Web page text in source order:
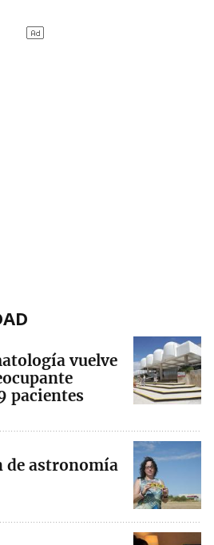
vuelve
pacientes
de astronomía